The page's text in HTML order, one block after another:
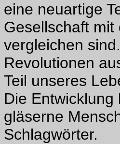
eine neuartige
Gesellschaft
vergleichen
Revolutionen
Teil unseres
Die
gläserne
Schlagwörter.